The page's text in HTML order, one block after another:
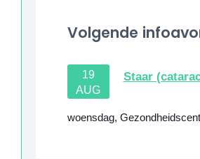
Volgende
19
AUG
Staar
woensdag,